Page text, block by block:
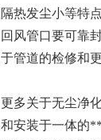
热发尘小等特
风管口要可靠
管道的检修和
关于无尘净
安装于一体